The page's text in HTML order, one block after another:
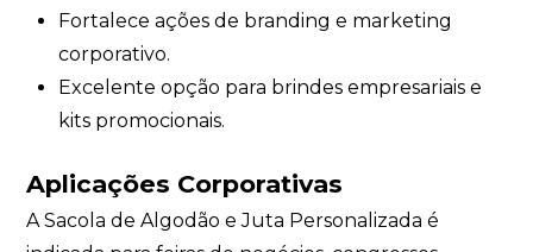
Fortalece ações de branding e marketing
corporativo.
Excelente opção para brindes empresariais e
kits promocionais.
Aplicações Corporativas
A Sacola de Algodão e Juta Personalizada é